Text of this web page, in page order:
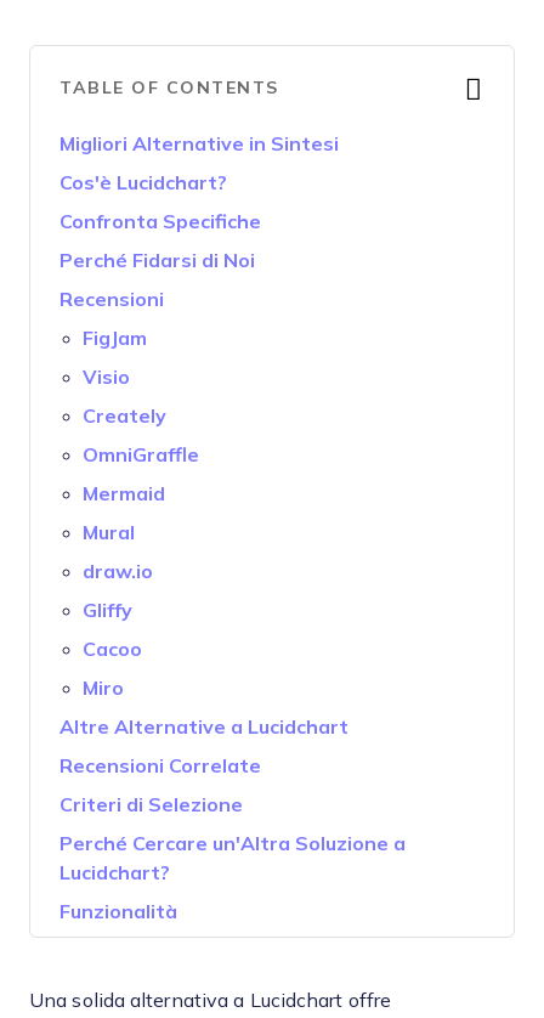
TABLE OF CONTENTS
Migliori Alternative in Sintesi
Cos'è Lucidchart?
Confronta Specifiche
Perché Fidarsi di Noi
Recensioni
FigJam
Visio
Creately
OmniGraffle
Mermaid
Mural
draw.io
Gliffy
Cacoo
Miro
Altre Alternative a Lucidchart
Recensioni Correlate
Criteri di Selezione
Perché Cercare un'Altra Soluzione a
Lucidchart?
Funzionalità
Una solida alternativa a Lucidchart offre